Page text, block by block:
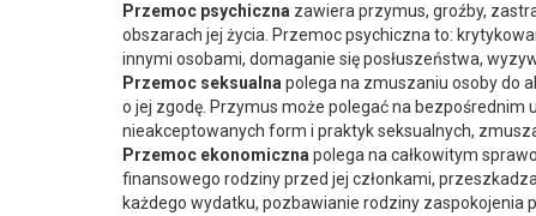
Przemoc psychiczna zawiera przymus, groźby,
obszarach jej życia. Przemoc psychiczna to:
innymi osobami, domaganie się posłuszeństwa,
Przemoc seksualna polega na zmuszaniu osoby do
o jej zgodę. Przymus może polegać na bezpośrednim
nieakceptowanych form i praktyk seksualnych,
Przemoc ekonomiczna polega na całkowitym
finansowego rodziny przed jej członkami,
każdego wydatku, pozbawianie rodziny zaspokojenia